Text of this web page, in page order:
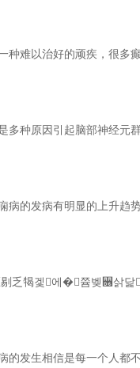
难以治好的顽疾，很多
种原因引起脑部神经元
的发病有明显的上升趋
剔乏㹇겣에�쯈벶꫖삵
发生相信是每一个人都